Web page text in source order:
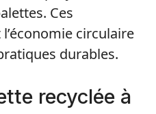
Ces
circulaire
durables.
recyclée à